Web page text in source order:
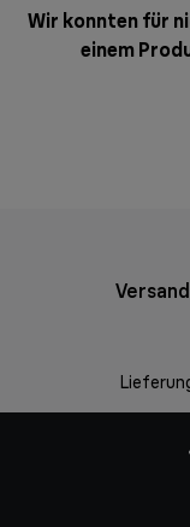
Wir konnten für
einem